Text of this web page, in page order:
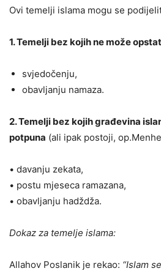
Ovi temelji islama mogu se
1. Temelji bez kojih ne može
svjedočenju,
obavljanju namaza.
2. Temelji bez kojih građevina
potpuna (ali ipak postoji,
• davanju zekata,
• postu mjeseca ramazana,
• obavljanju hadždža.
Dokaz za temelje islama:
Allahov Poslanik je rekao: “Islam